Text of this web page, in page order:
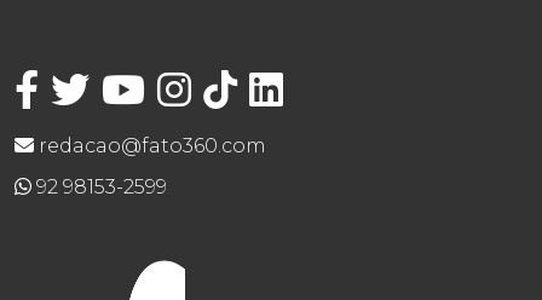
redacao@fato360.com
92 98153-2599